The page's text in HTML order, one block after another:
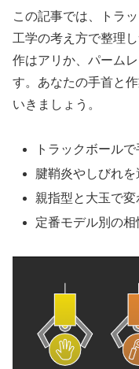
この記事では、トラ
工学の考え方で整理
作はアリか、パーム
す。あなたの手首と
いきましょう。
トラックボール
腱鞘炎やしびれ
親指型と大玉で
定番モデル別の